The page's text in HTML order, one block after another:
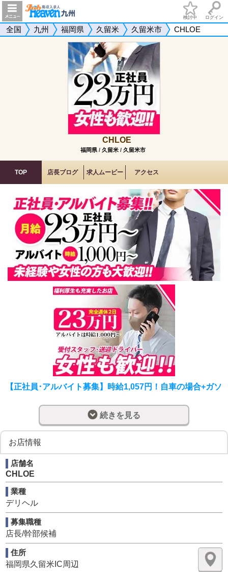
検討中 ログイン
全国 九州 福岡県 久留米 久留米市 CHLOE
CHLOE
福岡県/ 久留米/ 久留米市
TOP 店長ブログ 求人ムービー アクセス
【正社員･アルバイト募集】時給1,057円！自車の場合+ガソ
[雇用形態]：アルバイト
[休日] ：シフト制(要相談)
[勤務時間]：20時～翌3時
[業務内容]：送迎業務(社用車あり)
[給与] ：時給1,057円(自車の場合+ガソリン代+修繕費)
未経験の方でも簡単にスタートできます。
安全な運転ができる20歳～40歳までの方を募集しておりま
す。
------------------------------------------------------------------
[雇用形態]：正社員
[休日] ：完全週休2日＋α
[勤務時間]：9時間(休憩あり、残業なし)
[業務内容]：送迎、電話受付、簡単なPC業務等
続きを見る
お店情報
店舗名
CHLOE
業種
デリヘル
募集職種
店長/幹部候補
住所
福岡県久留米IC周辺